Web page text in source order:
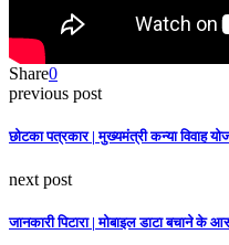
Share0
previous post
छोटका पत्रकार | मुख्यमंत्री कन्या विवाह
next post
जानकारी पिटारा | मोबाइल डाटा बचाने के